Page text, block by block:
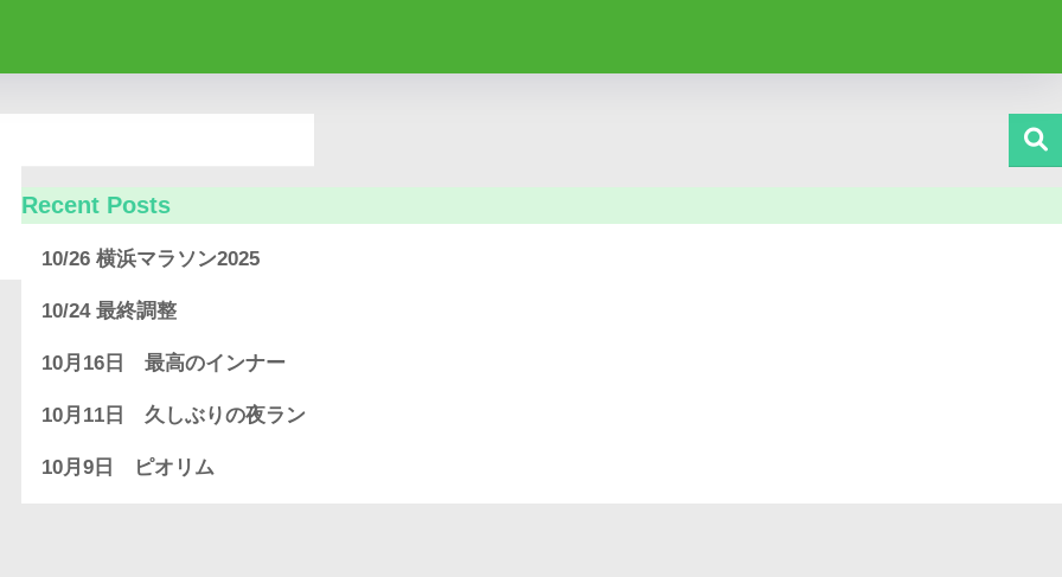
Recent Posts
10/26 横浜マラソン2025
10/24 最終調整
10月16日 最高のインナー
10月11日 久しぶりの夜ラン
10月9日 ピオリム